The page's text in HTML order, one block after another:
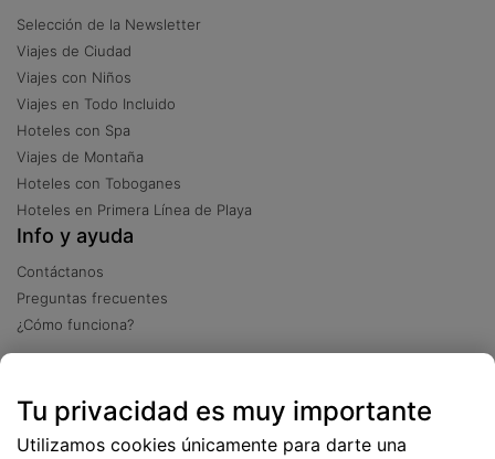
Selección de la Newsletter
Viajes de Ciudad
Viajes con Niños
Viajes en Todo Incluido
Hoteles con Spa
Viajes de Montaña
Hoteles con Toboganes
Hoteles en Primera Línea de Playa
Info y ayuda
Contáctanos
Preguntas frecuentes
¿Cómo funciona?
Más de 2 millones de descargas
Tu privacidad es muy importante
Utilizamos cookies únicamente para darte una